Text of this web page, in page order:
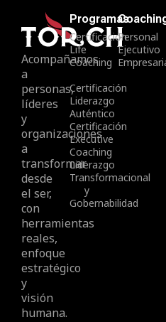
Acompañamos
a
personas,
líderes
y
organizaciones
a
transformar
desde
el ser,
con
herramientas
reales,
enfoque
estratégico
y
visión
humana.
Programas
Certificación
Life
Coaching
Certificación
Liderazgo
Auténtico
Certificación
Executive
Coaching
Liderazgo
Transformacional
y
Gobernabilidad
Coaching
Personal
Ejecutivo